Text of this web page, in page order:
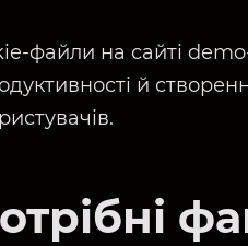
файли на сайті
й